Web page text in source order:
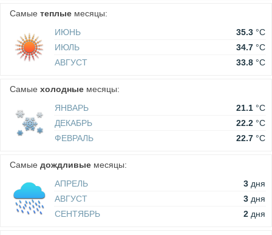
Самые теплые месяцы:
ИЮНЬ
35.3 °C
ИЮЛЬ
34.7 °C
АВГУСТ
33.8 °C
Самые холодные месяцы:
ЯНВАРЬ
21.1 °C
ДЕКАБРЬ
22.2 °C
ФЕВРАЛЬ
22.7 °C
Самые дождливые месяцы:
АПРЕЛЬ
3 дня
АВГУСТ
3 дня
СЕНТЯБРЬ
2 дня